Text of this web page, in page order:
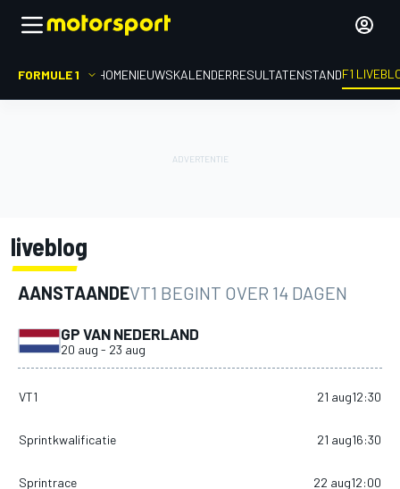
FORMULE 1 HOMENIEUWSKALENDERRESULTATENSTANDF1
liveblog
AANSTAANDEVT1 BEGINT OVER 14 DAGEN
GP VAN NEDERLAND
20 aug - 23 aug
VT1 21 aug12:30
Sprintkwalificatie 21 aug16:30
Sprintrace 22 aug12:00